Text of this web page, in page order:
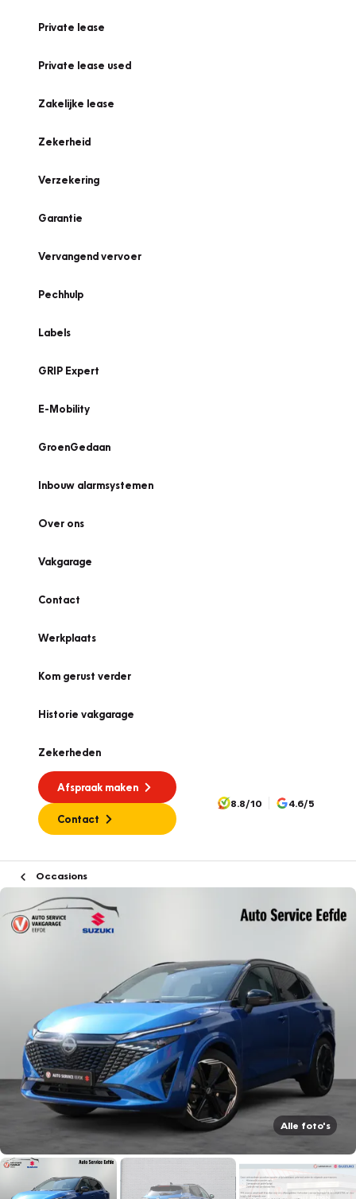
Private lease
Private lease used
Zakelijke lease
Zekerheid
Verzekering
Garantie
Vervangend vervoer
Pechhulp
Labels
GRIP Expert
E-Mobility
GroenGedaan
Inbouw alarmsystemen
Over ons
Vakgarage
Contact
Werkplaats
Kom gerust verder
Historie vakgarage
Zekerheden
Afspraak maken
Contact
8.8/10 4.6/5
Occasions
Alle foto's